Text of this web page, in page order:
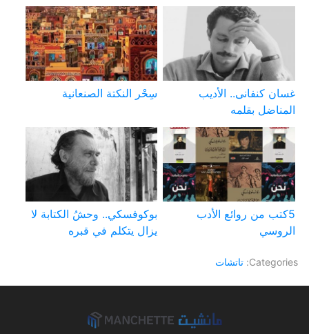
غسان كنفانى.. الأديب
المناضل بقلمه
سِحْر النكتة الصنعانية
5كتب من روائع الأدب
الروسي
بوكوفسكي.. وحشُ الكتابة لا
يزال يتكلم في قبره
Categories: تاتشات